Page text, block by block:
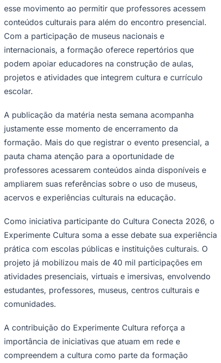
esse movimento ao permitir que professores acessem
conteúdos culturais para além do encontro presencial.
Com a participação de museus nacionais e
internacionais, a formação oferece repertórios que
podem apoiar educadores na construção de aulas,
projetos e atividades que integrem cultura e currículo
escolar.
A publicação da matéria nesta semana acompanha
justamente esse momento de encerramento da
formação. Mais do que registrar o evento presencial, a
pauta chama atenção para a oportunidade de
professores acessarem conteúdos ainda disponíveis e
ampliarem suas referências sobre o uso de museus,
acervos e experiências culturais na educação.
Como iniciativa participante do Cultura Conecta 2026, o
Experimente Cultura soma a esse debate sua experiência
prática com escolas públicas e instituições culturais. O
projeto já mobilizou mais de 40 mil participações em
atividades presenciais, virtuais e imersivas, envolvendo
estudantes, professores, museus, centros culturais e
comunidades.
A contribuição do Experimente Cultura reforça a
importância de iniciativas que atuam em rede e
compreendem a cultura como parte da formação